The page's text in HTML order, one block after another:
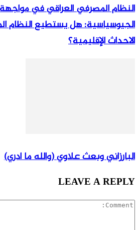
النظام المصرفي العراقي في
الجيوسياسية: هل يستطيع النظام
الاحداث الإقليمية؟
البارزاني وبعث علاوي (والله ما ادري)
LEAVE A REPLY